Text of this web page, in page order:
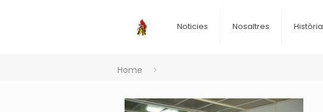
Noticies Nosaltres Història
Home